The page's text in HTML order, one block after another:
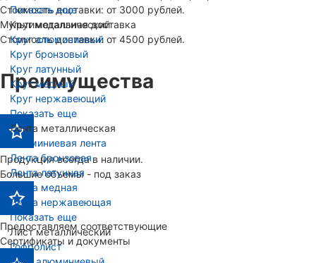
Показать еще
Круг металлический
Круг алюминиевый
Круг бронзовый
Круг латунный
Круг медный
Круг нержавеющий
Показать еще
Лента металлическая
Алюминиевая лента
Лента бронзовая
Лента латунная
Лента медная
Лента нержавеющая
Показать еще
Лист металлический
Гофролист
Стоимость доставки: от 3000 рублей.
Мультимодальная доставка
Стоимость доставки: от 4500 рублей.
Преимущества
Продукция всегда в наличии.
Большие объемы - под заказ
Предоставляем соответствующие
Сертификаты и документы